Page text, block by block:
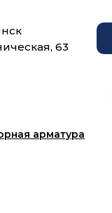
63
арматура